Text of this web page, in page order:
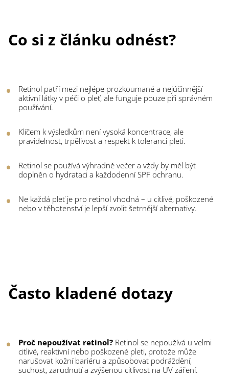
Co si z článku odnést?
Retinol patří mezi nejlépe prozkoumané a nejúčinnější
aktivní látky v péči o pleť, ale funguje pouze při správném
používání.
Klíčem k výsledkům není vysoká koncentrace, ale
pravidelnost, trpělivost a respekt k toleranci pleti.
Retinol se používá výhradně večer a vždy by měl být
doplněn o hydrataci a každodenní SPF ochranu.
Ne každá pleť je pro retinol vhodná – u citlivé, poškozené
nebo v těhotenství je lepší zvolit šetrnější alternativy.
Často kladené dotazy
Proč nepoužívat retinol? Retinol se nepoužívá u velmi
citlivé, reaktivní nebo poškozené pleti, protože může
narušovat kožní bariéru a způsobovat podráždění,
suchost, zarudnutí a zvýšenou citlivost na UV záření.